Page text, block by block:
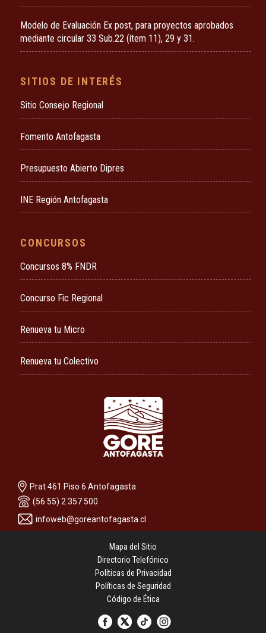
Modelo de Evaluación Ex post, para proyectos aprobados
mediante circular 33 Sub.22 (ítem 11), 29 y 31.
SITIOS DE INTERÉS
Sitio Consejo Regional
Fomento Antofagasta
Presupuesto Abierto Dipres
INE Región Antofagasta
CONCURSOS
Concursos 8% FNDR
Concurso Fic Regional
Renueva tu Micro
Renueva tu Colectivo
Prat 461 Piso 6 Antofagasta
(56 55) 2 357 500
infoweb@goreantofagasta.cl
Mapa del Sitio
Directorio Telefónico
Políticas de Privacidad
Políticas de Seguridad
Código de Ética